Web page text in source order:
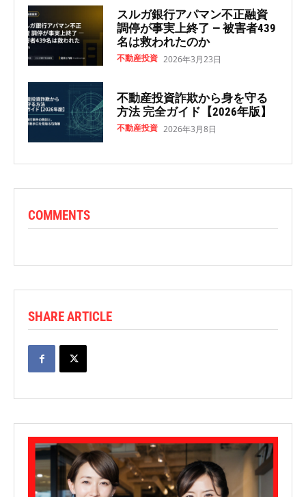
スルガ銀行アパマン不正融資
調停が事実上終了 — 被害者439
名は救われたのか
不動産投資 2026年3月23日
不動産投資詐欺から身を守る
方法 完全ガイド【2026年版】
不動産投資 2026年3月8日
COMMENTS
SHARE ARTICLE